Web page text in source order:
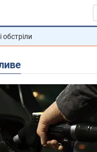
обстріли